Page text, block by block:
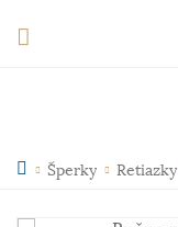
Šperky Retiazky